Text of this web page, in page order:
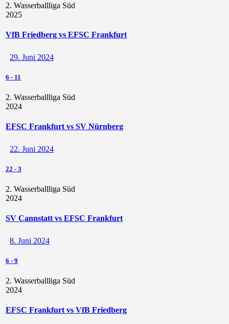
2. Wasserballliga Süd
2025
VfB Friedberg vs EFSC Frankfurt
29. Juni 2024
6 - 11
2. Wasserballliga Süd
2024
EFSC Frankfurt vs SV Nürnberg
22. Juni 2024
22 - 3
2. Wasserballliga Süd
2024
SV Cannstatt vs EFSC Frankfurt
8. Juni 2024
6 - 9
2. Wasserballliga Süd
2024
EFSC Frankfurt vs VfB Friedberg